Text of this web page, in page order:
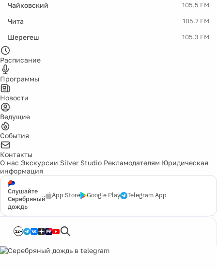
Чайковский 105.5 FM
Чита 105.7 FM
Шерегеш 105.3 FM
Расписание
Программы
Новости
Ведущие
События
Контакты
О нас Экскурсии Silver Studio Рекламодателям Юридическая
информация
Слушайте
Серебряный
дождь
App Store Google Play Telegram App
12+